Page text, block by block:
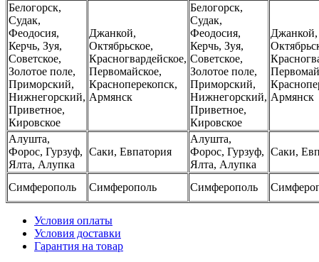
Белогорск,
Судак,
Феодосия,
Керчь, Зуя,
Советское,
Золотое поле,
Приморский,
Нижнегорский,
Приветное,
Кировское
Джанкой,
Октябрьское,
Красногвардейское,
Первомайское,
Красноперекопск,
Армянск
Белогорск,
Судак,
Феодосия,
Керчь, Зуя,
Советское,
Золотое поле,
Приморский,
Нижнегорский,
Приветное,
Кировское
Джанкой,
Армянск
Алушта,
Форос, Гурзуф,
Ялта, Алупка
Саки, Евпатория
Алушта,
Форос, Гурзуф,
Ялта, Алупка
Саки,
Симферополь Симферополь Симферополь
Условия оплаты
Условия доставки
Гарантия на товар